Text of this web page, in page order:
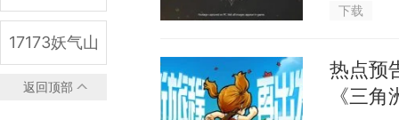
17173妖气山
返回顶部
下载
热点预
《三